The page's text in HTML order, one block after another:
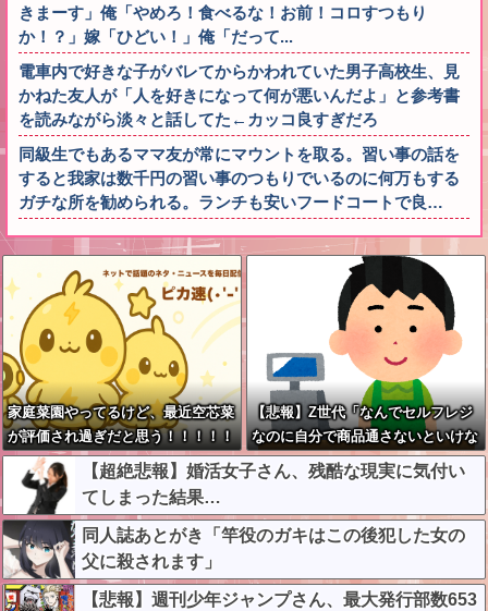
きまーす」俺「やめろ！食べるな！お前！コロすつもり
か！？」嫁「ひどい！」俺「だって...
電車内で好きな子がバレてからかわれていた男子高校生、見
かねた友人が「人を好きになって何が悪いんだよ」と参考書
を読みながら淡々と話してた←カッコ良すぎだろ
同級生でもあるママ友が常にマウントを取る。習い事の話を
すると我家は数千円の習い事のつもりでいるのに何万もする
ガチな所を勧められる。ランチも安いフードコートで良…
家庭菜園やってるけど、最近空芯菜
が評価され過ぎだと思う！！！！！
【悲報】Z世代「なんでセルフレジ
なのに自分で商品通さないといけな
いんだ」
【超絶悲報】婚活女子さん、残酷な現実に気付い
てしまった結果…
同人誌あとがき「竿役のガキはこの後犯した女の
父に殺されます」
【悲報】週刊少年ジャンプさん、最大発行部数653